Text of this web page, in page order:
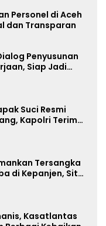
Personel di Aceh
dan Transparan
Penyusunan
Siap Jadi
Suci Resmi
Kapolri Terima
Tersangka
di Kepanjen, Sita